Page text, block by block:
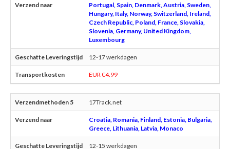
Portugal, Spain, Denmark, Austria, Sweden,
Hungary, Italy, Norway, Switzerland, Ireland,
Czech Republic, Poland, France, Slovakia,
Slovenia, Germany, United Kingdom,
Luxembourg
12-17 werkdagen
EUR €4.99
17Track.net
Croatia, Romania, Finland, Estonia, Bulgaria,
Greece, Lithuania, Latvia, Monaco
12-15 werkdagen